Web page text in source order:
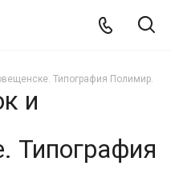
Типография Полимир.
и
Типография